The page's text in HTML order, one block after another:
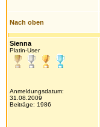
Nach oben
Sienna
Platin-User
Anmeldungsdatum:
31.08.2009
Beiträge: 1986